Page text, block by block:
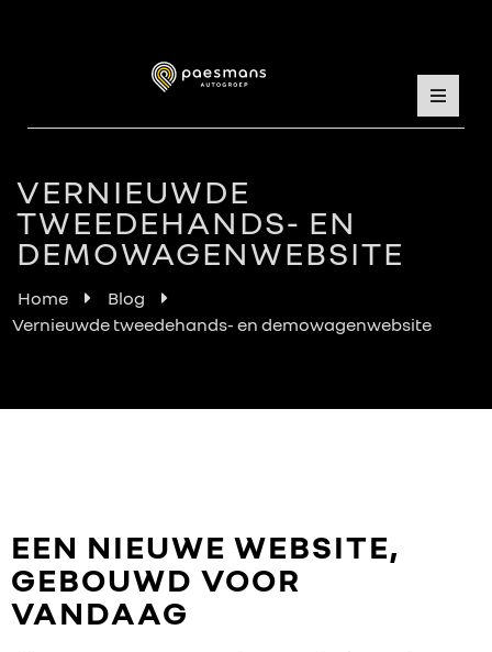
VERNIEUWDE
TWEEDEHANDS- EN
DEMOWAGENWEBSITE
Home
Blog
Vernieuwde tweedehands- en demowagenwebsite
EEN NIEUWE WEBSITE,
GEBOUWD VOOR
VANDAAG